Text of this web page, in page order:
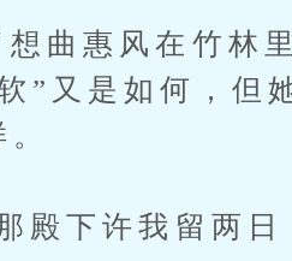
惠风在竹林里
”又是如何，但
许我留两日，